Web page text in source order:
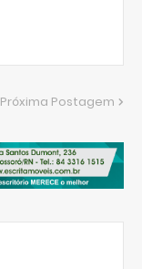
Próxima Postagem